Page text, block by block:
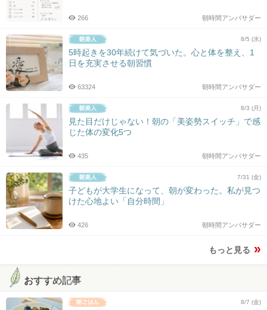
朝時間アンバサダー
266
8/5 (水)
5時起きを30年続けて気づいた。心と体を整え、1
日を充実させる朝習慣
朝時間アンバサダー
63324
8/3 (月)
見た目だけじゃない！朝の「美姿勢スイッチ」で感
じた体の変化5つ
朝時間アンバサダー
435
7/31 (金)
子どもが大学生になって、朝が変わった。私が見つ
けた心地よい「自分時間」
朝時間アンバサダー
426
もっと見る
おすすめ記事
8/7 (金)